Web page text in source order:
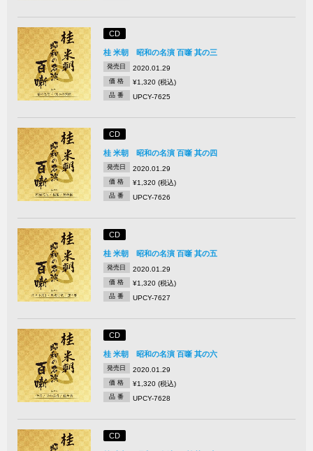
CD
桂 米朝 昭和の名演 百噺 其の三
発売日 2020.01.29
価 格 ¥1,320 (税込)
品 番 UPCY-7625
CD
桂 米朝 昭和の名演 百噺 其の四
発売日 2020.01.29
価 格 ¥1,320 (税込)
品 番 UPCY-7626
CD
桂 米朝 昭和の名演 百噺 其の五
発売日 2020.01.29
価 格 ¥1,320 (税込)
品 番 UPCY-7627
CD
桂 米朝 昭和の名演 百噺 其の六
発売日 2020.01.29
価 格 ¥1,320 (税込)
品 番 UPCY-7628
CD